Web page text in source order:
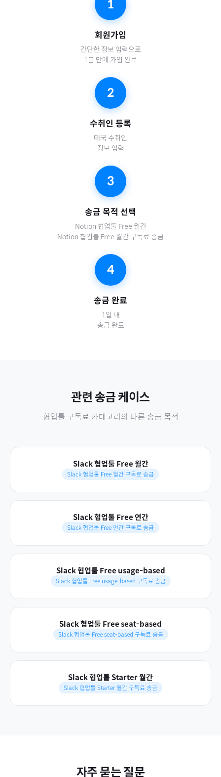
1
회원가입
간단한 정보 입력으로
1분 만에 가입 완료
2
수취인 등록
태국 수취인
정보 입력
3
송금 목적 선택
Notion 협업툴 Free 월간
Notion 협업툴 Free 월간 구독료 송금
4
송금 완료
1일 내
송금 완료
관련 송금 케이스
협업툴 구독료 카테고리의 다른 송금 목적
Slack 협업툴 Free 월간
Slack 협업툴 Free 월간 구독료 송금
Slack 협업툴 Free 연간
Slack 협업툴 Free 연간 구독료 송금
Slack 협업툴 Free usage-based
Slack 협업툴 Free usage-based 구독료 송금
Slack 협업툴 Free seat-based
Slack 협업툴 Free seat-based 구독료 송금
Slack 협업툴 Starter 월간
Slack 협업툴 Starter 월간 구독료 송금
자주 묻는 질문